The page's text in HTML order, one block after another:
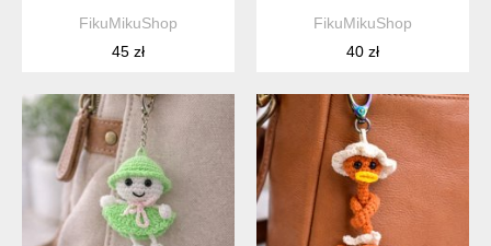
FikuMikuShop
45 zł
FikuMikuShop
40 zł